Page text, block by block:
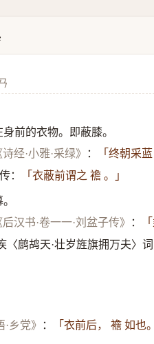
前的衣物。即蔽膝。
诗经·小雅·采绿》 ：
「终朝采
：
「衣蔽前谓之 襜 。」
后汉书·卷一一·刘盆子传》 ：
〈鹧鸪天·壮岁旌旗拥万夫〉
·乡党》 ： 「衣前后， 襜 如也